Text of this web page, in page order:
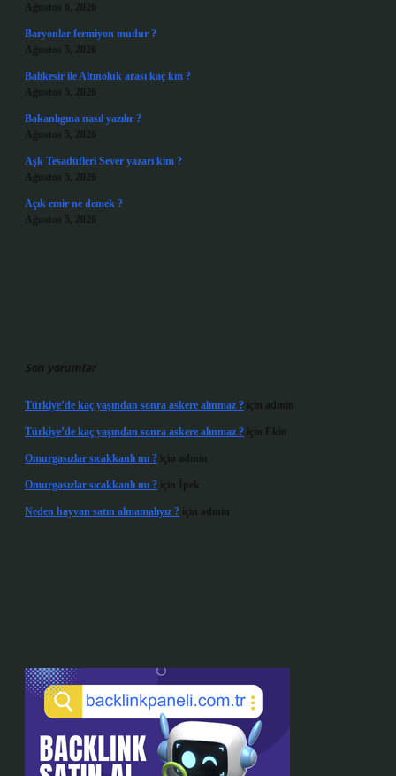
Ağustos 6, 2026
Baryonlar fermiyon mudur ?
Ağustos 5, 2026
Balıkesir ile Altınoluk arası kaç km ?
Ağustos 5, 2026
Bakanlıgına nasıl yazılır ?
Ağustos 5, 2026
Aşk Tesadüfleri Sever yazarı kim ?
Ağustos 5, 2026
Açık emir ne demek ?
Ağustos 5, 2026
Son yorumlar
Türkiye’de kaç yaşından sonra askere alınmaz ? için admin
Türkiye’de kaç yaşından sonra askere alınmaz ? için Ekin
Omurgasızlar sıcakkanlı mı ? için admin
Omurgasızlar sıcakkanlı mı ? için İpek
Neden hayvan satın almamalıyız ? için admin